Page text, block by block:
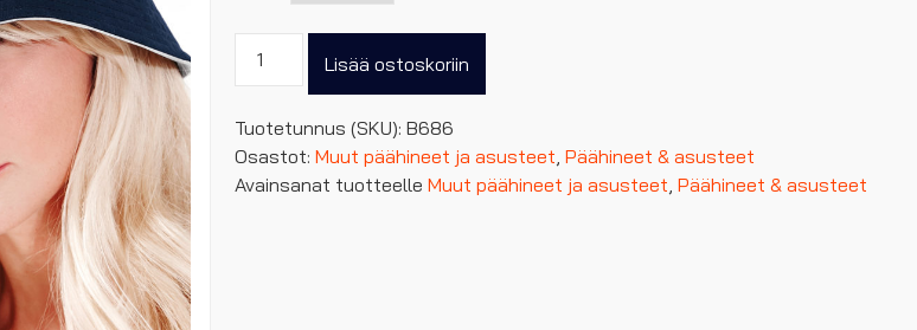
määrä
Lisää ostoskoriin
Tuotetunnus (SKU): B686
Osastot: Muut päähineet ja asusteet Päähineet & asusteet
Avainsanat tuotteelle Muut päähineet ja asusteet Päähineet & asusteet